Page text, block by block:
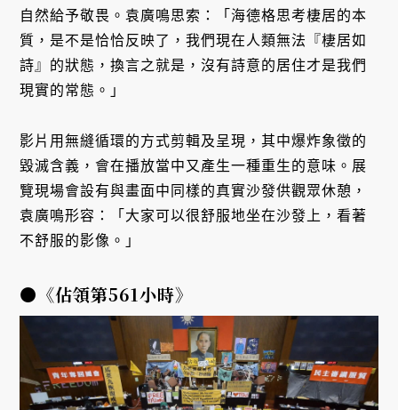
自然給予敬畏。袁廣鳴思索：「海德格思考棲居的本
質，是不是恰恰反映了，我們現在人類無法『棲居如
詩』的狀態，換言之就是，沒有詩意的居住才是我們
現實的常態。」
影片用無縫循環的方式剪輯及呈現，其中爆炸象徵的
毀滅含義，會在播放當中又產生一種重生的意味。展
覽現場會設有與畫面中同樣的真實沙發供觀眾休憩，
袁廣鳴形容：「大家可以很舒服地坐在沙發上，看著
不舒服的影像。」
●《佔領第561小時》